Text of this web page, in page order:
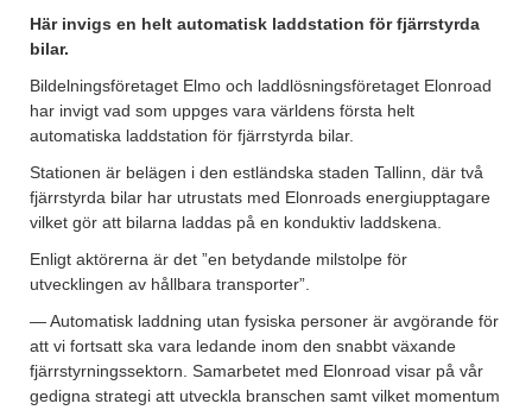
Här invigs en helt automatisk laddstation för fjärrstyrda
bilar.
Bildelningsföretaget Elmo och laddlösningsföretaget Elonroad
har invigt vad som uppges vara världens första helt
automatiska laddstation för fjärrstyrda bilar.
Stationen är belägen i den estländska staden Tallinn, där två
fjärrstyrda bilar har utrustats med Elonroads energiupptagare
vilket gör att bilarna laddas på en konduktiv laddskena.
Enligt aktörerna är det ”en betydande milstolpe för
utvecklingen av hållbara transporter”.
— Automatisk laddning utan fysiska personer är avgörande för
att vi fortsatt ska vara ledande inom den snabbt växande
fjärrstyrningssektorn. Samarbetet med Elonroad visar på vår
gedigna strategi att utveckla branschen samt vilket momentum